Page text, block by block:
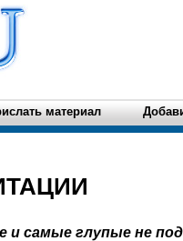
материал
и самые глупые не